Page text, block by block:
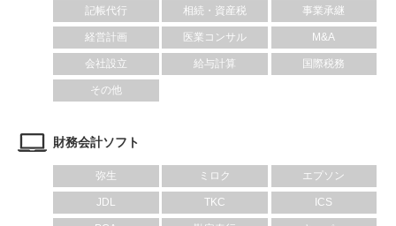
記帳代行 相続・資産税 事業承継
経営計画 医業コンサル M&A
会社設立 給与計算 国際税務
その他
財務会計ソフト
弥生 ミロク エプソン
JDL TKC ICS